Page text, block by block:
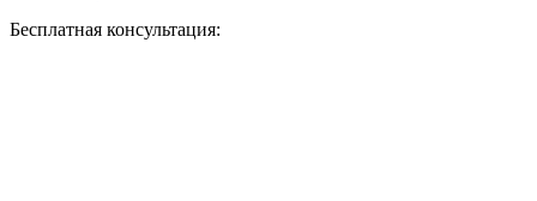
Бесплатная консультация: